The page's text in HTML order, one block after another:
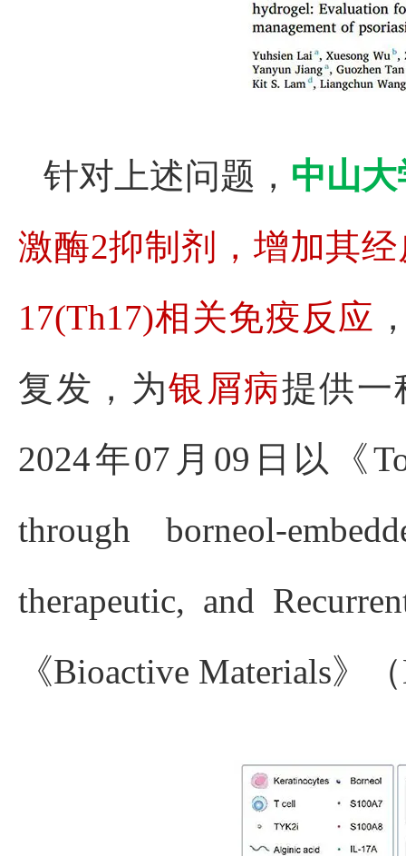
针对上述问题， 中山
激酶2抑制剂，增加其
17(Th17)相关免疫反应
复发，为银屑病提供一
2024年07月09日以《
through borneol-
therapeutic, and
《Bioactive Materials》（